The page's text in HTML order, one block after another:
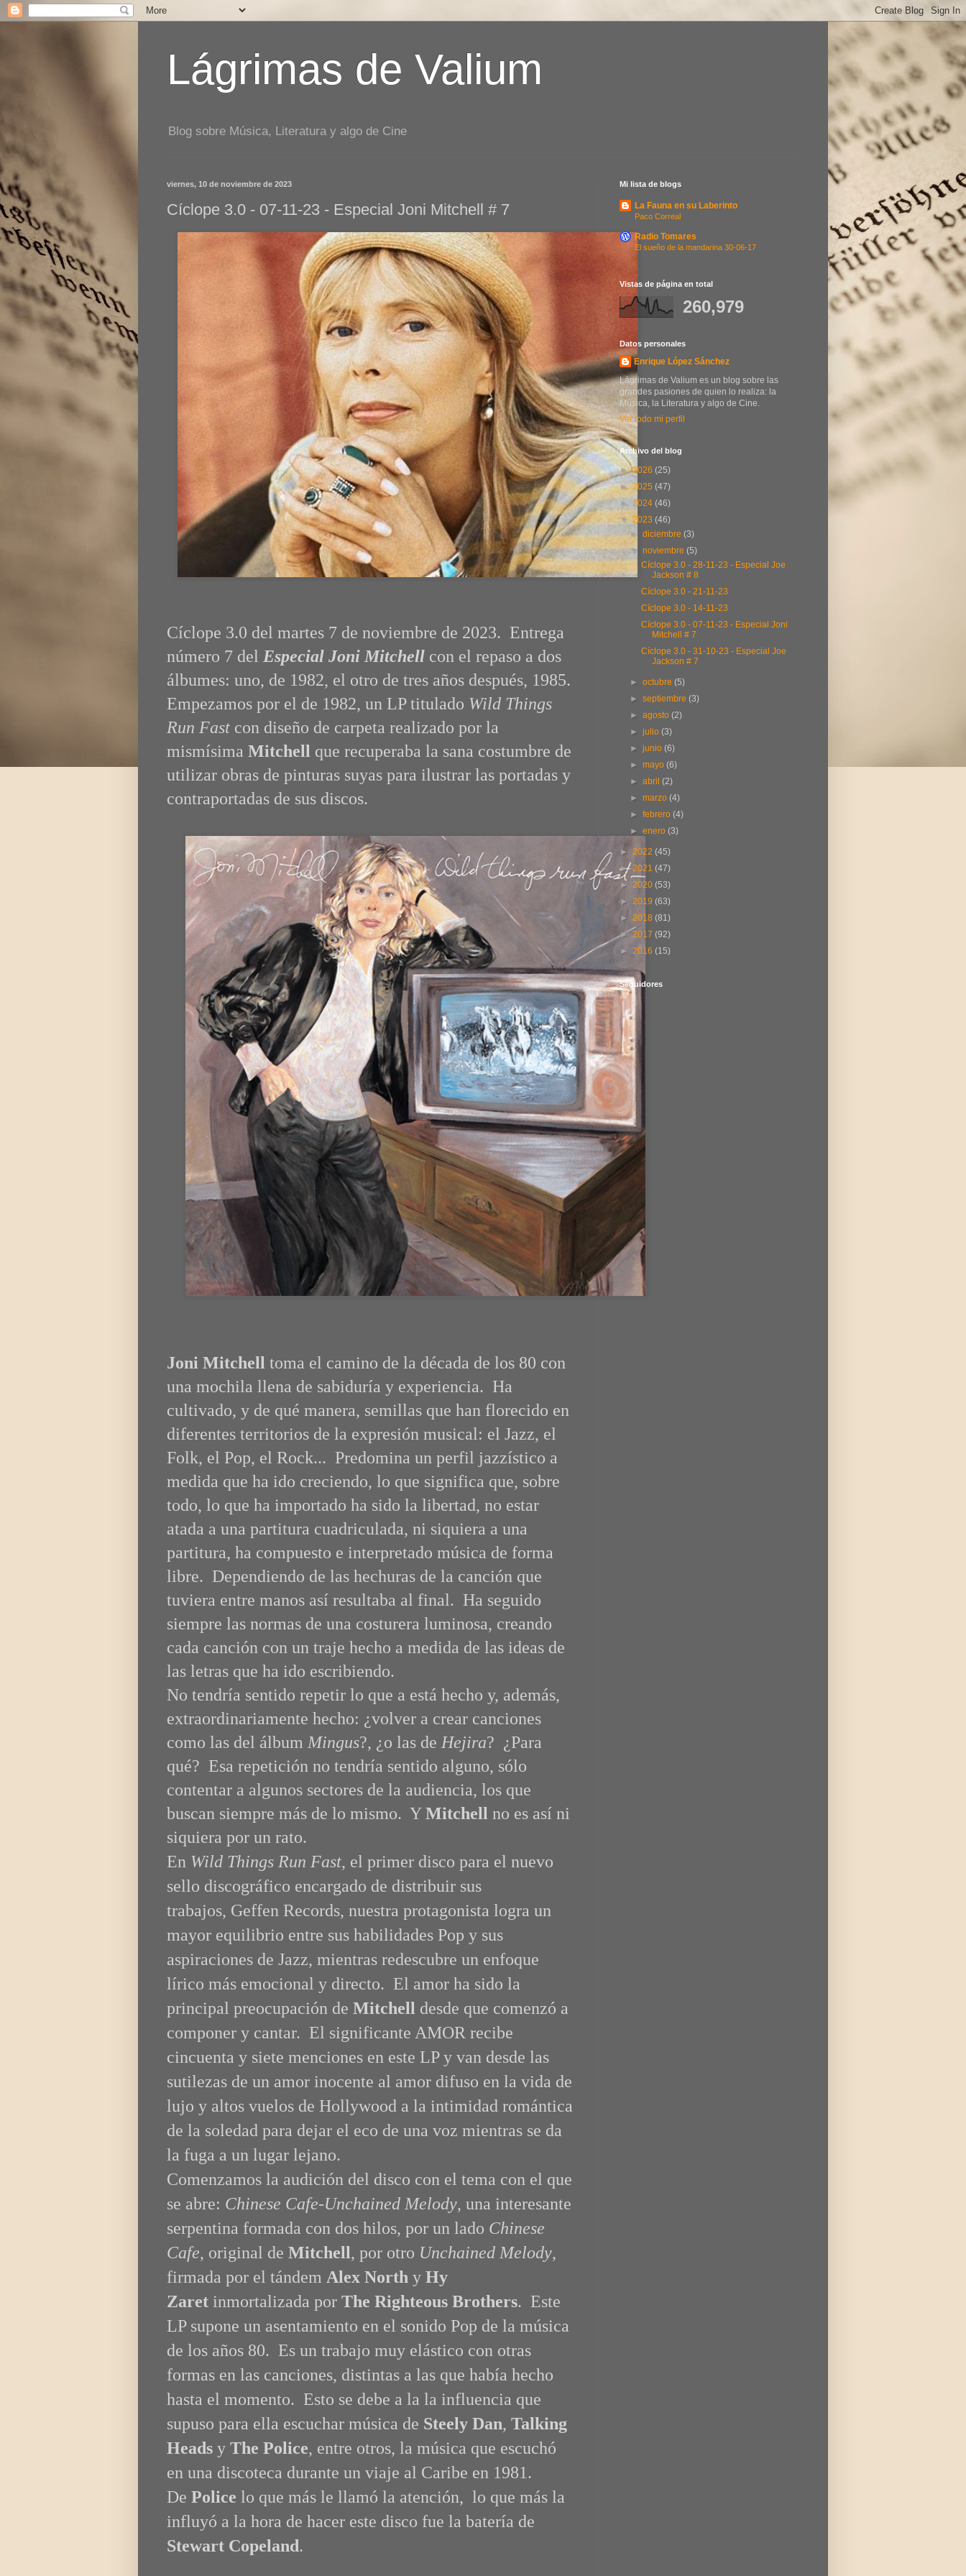
Lágrimas de Valium
Blog sobre Música, Literatura y algo de Cine
viernes, 10 de noviembre de 2023
Cíclope 3.0 - 07-11-23 - Especial Joni Mitchell # 7
Cíclope 3.0 del martes 7 de noviembre de 2023. Entrega
número 7 del Especial Joni Mitchell con el repaso a dos
álbumes: uno, de 1982, el otro de tres años después, 1985.
Empezamos por el de 1982, un LP titulado Wild Things
Run Fast con diseño de carpeta realizado por la
mismísima Mitchell que recuperaba la sana costumbre de
utilizar obras de pinturas suyas para ilustrar las portadas y
contraportadas de sus discos.
Joni Mitchell toma el camino de la década de los 80 con
una mochila llena de sabiduría y experiencia. Ha
cultivado, y de qué manera, semillas que han florecido en
diferentes territorios de la expresión musical: el Jazz, el
Folk, el Pop, el Rock... Predomina un perfil jazzístico a
medida que ha ido creciendo, lo que significa que, sobre
todo, lo que ha importado ha sido la libertad, no estar
atada a una partitura cuadriculada, ni siquiera a una
partitura, ha compuesto e interpretado música de forma
libre. Dependiendo de las hechuras de la canción que
tuviera entre manos así resultaba al final. Ha seguido
siempre las normas de una costurera luminosa, creando
cada canción con un traje hecho a medida de las ideas de
las letras que ha ido escribiendo.
No tendría sentido repetir lo que a está hecho y, además,
extraordinariamente hecho: ¿volver a crear canciones
como las del álbum Mingus?, ¿o las de Hejira? ¿Para
qué? Esa repetición no tendría sentido alguno, sólo
contentar a algunos sectores de la audiencia, los que
buscan siempre más de lo mismo. YMitchell no es así ni
siquiera por un rato.
En Wild Things Run Fast, el primer disco para el nuevo
sello discográfico encargado de distribuir sus
trabajos, Geffen Records, nuestra protagonista logra un
mayor equilibrio entre sus habilidades Pop y sus
aspiraciones de Jazz, mientras redescubre un enfoque
lírico más emocional y directo. El amor ha sido la
principal preocupación de Mitchell desde que comenzó a
componer y cantar. El significante AMOR recibe
cincuenta y siete menciones en este LP y van desde las
sutilezas de un amor inocente al amor difuso en la vida de
lujo y altos vuelos de Hollywood a la intimidad romántica
de la soledad para dejar el eco de una voz mientras se da
la fuga a un lugar lejano.
Comenzamos la audición del disco con el tema con el que
se abre: Chinese Cafe-Unchained Melody, una interesante
serpentina formada con dos hilos, por un lado Chinese
Cafe, original de Mitchell, por otro Unchained Melody,
firmada por el tándem Alex North y Hy
Zaret inmortalizada por The Righteous Brothers. Este
LP supone un asentamiento en el sonido Pop de la música
de los años 80. Es un trabajo muy elástico con otras
formas en las canciones, distintas a las que había hecho
hasta el momento. Esto se debe a la la influencia que
supuso para ella escuchar música de Steely Dan, Talking
Heads y The Police, entre otros, la música que escuchó
en una discoteca durante un viaje al Caribe en 1981.
De Police lo que más le llamó la atención, lo que más la
influyó a la hora de hacer este disco fue la batería de
Stewart Copeland.
Mi lista de blogs
La Fauna en su Laberinto
Paco Correal
Radio Tomares
El sueño de la mandarina 30-06-17
Vistas de página en total
260,979
Datos personales
Enrique López Sánchez
Lágrimas de Valium es un blog sobre las
grandes pasiones de quien lo realiza: la
Música, la Literatura y algo de Cine.
Ver todo mi perfil
Archivo del blog
►2026 (25)
►2025 (47)
► 2024 (46)
▼2023 (46)
►diciembre(3)
▼noviembre(5)
Cíclope 3.0 - 28-11-23 - Especial Joe
Jackson # 8
Cíclope 3.0 - 21-11-23
Cíclope 3.0 - 14-11-23
Cíclope 3.0 - 07-11-23 - Especial Joni
Mitchell # 7
Cíclope 3.0 - 31-10-23 - Especial Joe
Jackson # 7
►octubre(5)
►septiembre(3)
►agosto(2)
►julio(3)
►junio(6)
►mayo(6)
►abril(2)
►marzo(4)
►febrero(4)
►enero(3)
► 2022 (45)
►2021 (47)
► 2020 (53)
► 2019 (63)
► 2018 (81)
► 2017 (92)
► 2016 (15)
Seguidores